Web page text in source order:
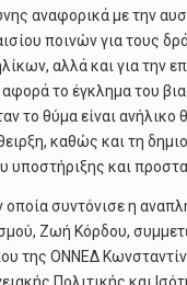
αναφορικά με την
ποινών για τους
αλλά και για την
αφορά το έγκλημα του
το θύμα είναι ανήλικο
καθώς και τη
υποστήριξης και
οποία συντόνισε η
Ζωή Κόρδου,
της ΟΝΝΕΔ
Πολιτικής και